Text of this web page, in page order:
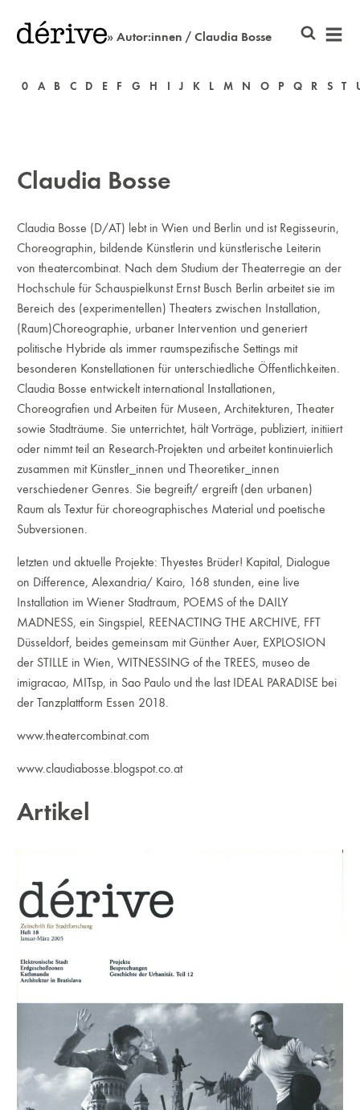
» Autor:innen / Claudia Bosse
0 A B C D E F G H I J K L M N O P Q R S T
Claudia Bosse
Claudia Bosse (D/AT) lebt in Wien und Berlin und ist Regisseurin,
Choreographin, bildende Künstlerin und künstlerische Leiterin
von theatercombinat. Nach dem Studium der Theaterregie an der
Hochschule für Schauspielkunst Ernst Busch Berlin arbeitet sie im
Bereich des (experimentellen) Theaters zwischen Installation,
(Raum)Choreographie, urbaner Intervention und generiert
politische Hybride als immer raumspezifische Settings mit
besonderen Konstellationen für unterschiedliche Öffentlichkeiten.
Claudia Bosse entwickelt international Installationen,
Choreografien und Arbeiten für Museen, Architekturen, Theater
sowie Stadträume. Sie unterrichtet, hält Vorträge, publiziert, initiiert
oder nimmt teil an Research-Projekten und arbeitet kontinuierlich
zusammen mit Künstler_innen und Theoretiker_innen
verschiedener Genres. Sie begreift/ ergreift (den urbanen)
Raum als Textur für choreographisches Material und poetische
Subversionen.
letzten und aktuelle Projekte: Thyestes Brüder! Kapital, Dialogue
on Difference, Alexandria/ Kairo, 168 stunden, eine live
Installation im Wiener Stadtraum, POEMS of the DAILY
MADNESS, ein Singspiel, REENACTING THE ARCHIVE, FFT
Düsseldorf, beides gemeinsam mit Günther Auer, EXPLOSION
der STILLE in Wien, WITNESSING of the TREES, museo de
imigracao, MITsp, in Sao Paulo und the last IDEAL PARADISE bei
der Tanzplattform Essen 2018.
www.theatercombinat.com
www.claudiabosse.blogspot.co.at
Artikel